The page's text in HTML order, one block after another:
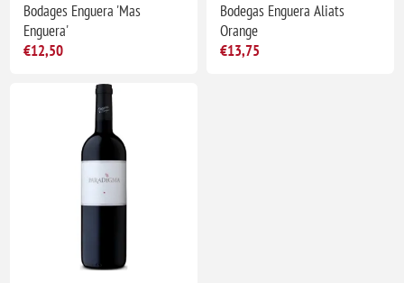
Bodages Enguera 'Mas
Enguera'
€12,50
Bodegas Enguera Aliats
Orange
€13,75